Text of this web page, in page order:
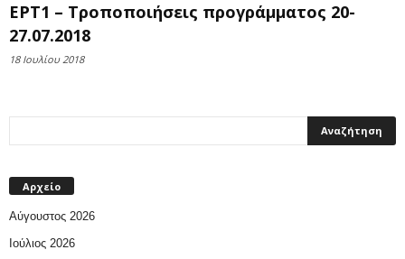
ΕΡΤ1 – Τροποποιήσεις προγράμματος 20-
27.07.2018
18 Ιουλίου 2018
Αρχείο
Αύγουστος 2026
Ιούλιος 2026